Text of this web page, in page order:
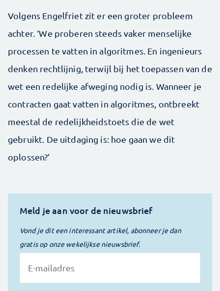
Volgens Engelfriet zit er een groter probleem
achter. ‘We proberen steeds vaker menselijke
processen te vatten in algoritmes. En ingenieurs
denken rechtlijnig, terwijl bij het toepassen van de
wet een redelijke afweging nodig is. Wanneer je
contracten gaat vatten in algoritmes, ontbreekt
meestal de redelijkheidstoets die de wet
gebruikt. De uitdaging is: hoe gaan we dit
oplossen?’
Meld je aan voor de nieuwsbrief
Vond je dit een interessant artikel, abonneer je dan
gratis op onze wekelijkse nieuwsbrief.